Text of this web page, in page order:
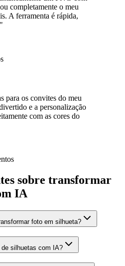
completamente o meu
A ferramenta é rápida,
"
para os convites do meu
e a personalização
com as cores do
sobre transformar
IA
foto em silhueta?
silhuetas com IA?